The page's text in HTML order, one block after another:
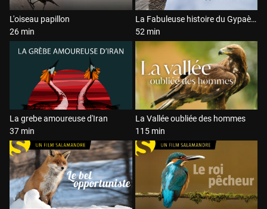
L'oiseau papillon
26 min
La Fabuleuse histoire du Gypaète
52 min
La grebe amoureuse d'Iran
37 min
La Vallée oubliée des hommes
115 min